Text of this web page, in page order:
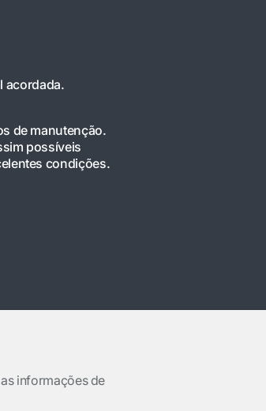
acordada.
de manutenção.
possíveis
condições.
informações de